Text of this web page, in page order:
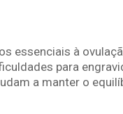
essenciais à
para
a manter o